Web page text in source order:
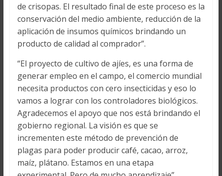
de crisopas. El resultado final de este proceso es la
conservación del medio ambiente, reducción de la
aplicación de insumos químicos brindando un
producto de calidad al comprador”.
“El proyecto de cultivo de ajíes, es una forma de
generar empleo en el campo, el comercio mundial
necesita productos con cero insecticidas y eso lo
vamos a lograr con los controladores biológicos.
Agradecemos el apoyo que nos está brindando el
gobierno regional. La visión es que se
incrementen este método de prevención de
plagas para poder producir café, cacao, arroz,
maíz, plátano. Estamos en una etapa